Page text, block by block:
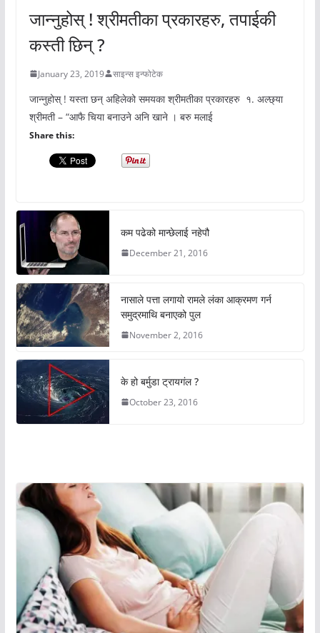
जान्नुहोस् ! श्रीमतीका प्रकारहरु, तपाईकी
कस्ती छिन् ?
January 23, 2019 साइन्स इन्फोटेक
जान्नुहोस् ! यस्ता छन् अहिलेको समयका श्रीमतीका प्रकारहरु १. अल्छ्या
श्रीमती – “आफै चिया बनाउने अनि खाने । बरु मलाई
Share this:
कम पढेको मान्छेलाई नहेपौ
December 21, 2016
नासाले पत्ता लगायो रामले लंका आक्रमण गर्न
समुद्रमाथि बनाएको पुल
November 2, 2016
के हो बर्मुडा ट्रायगंल ?
October 23, 2016